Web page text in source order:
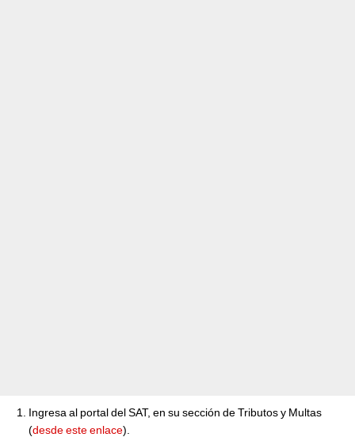
Ingresa al portal del SAT, en su sección de Tributos y Multas
(desde este enlace).